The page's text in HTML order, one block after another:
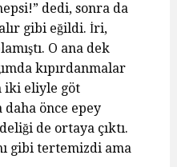
dedi, sonra da
gibi eğildi. İri,
O ana dek
kıpırdanmalar
iki eliyle göt
daha önce epey
de ortaya çıktı.
gibi tertemizdi ama